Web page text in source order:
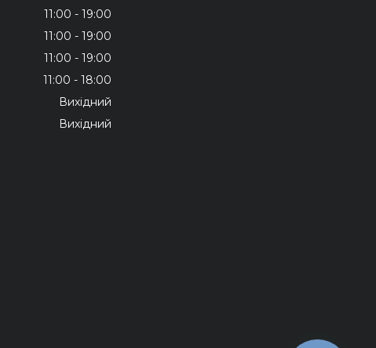
11:00
19:00
11:00
19:00
11:00
19:00
11:00
18:00
Вихідний
Вихідний